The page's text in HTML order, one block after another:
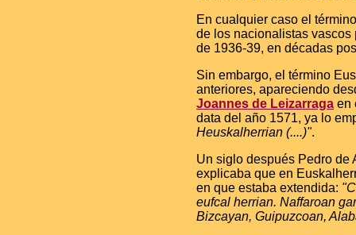
En cualquier caso el
de los nacionalistas vascos
de 1936-39, en décadas
Sin embargo, el término
anteriores, apareciendo
Joannes de Leizarraga en
data del año 1571, ya lo
Heuskalherrian (....)".
Un siglo después Pedro de
explicaba que en
en que estaba extendida:
eufcal herrian. Naffaroan
Bizcayan, Guipuzcoan,